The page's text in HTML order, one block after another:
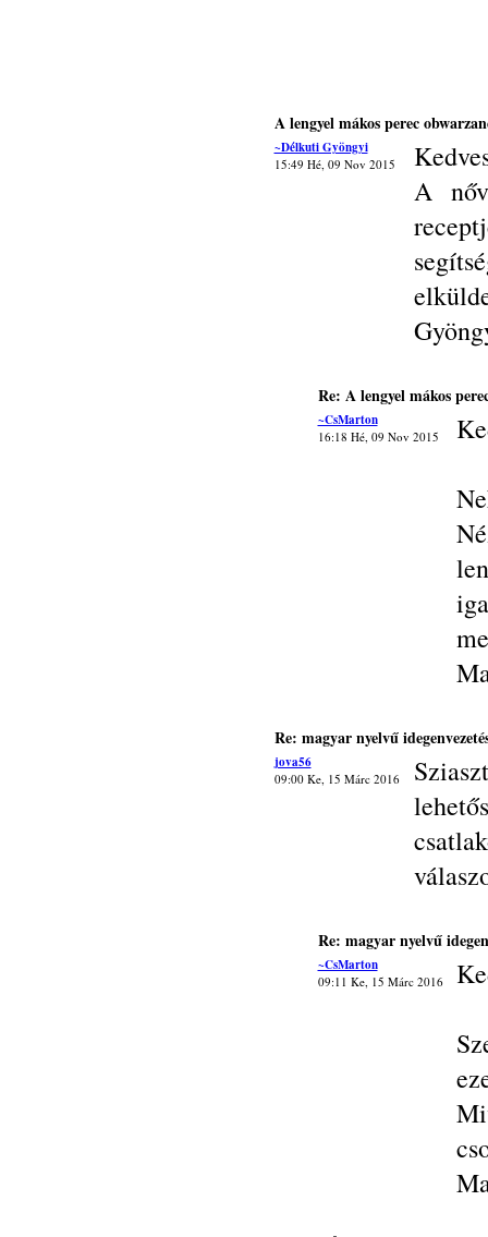
A lengyel mákos perec
~Délkuti Gyöngyi
15:49 Hé, 09 Nov 2015
A
Re: A lengyel mákos
~CsMarton
16:18 Hé, 09 Nov 2015
Re: magyar nyelvű
jova56
09:00 Ke, 15 Márc 2016
Re: magyar nyelvű
~CsMarton
09:11 Ke, 15 Márc 2016